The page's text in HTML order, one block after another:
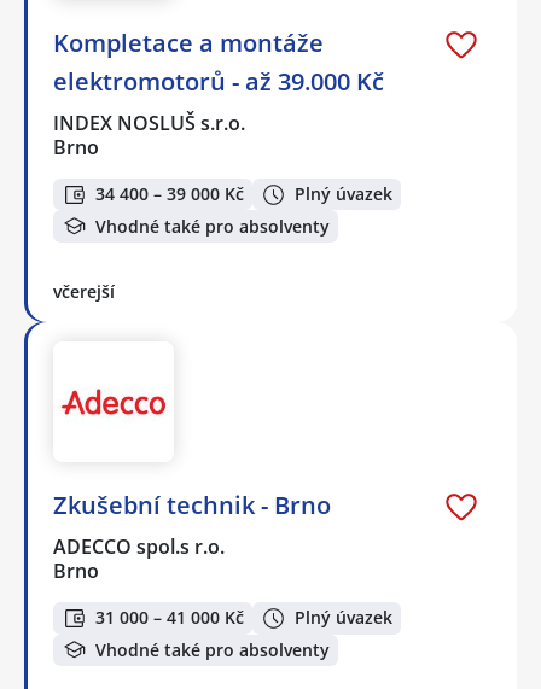
Kompletace a montáže
elektromotorů - až 39.000 Kč
INDEX NOSLUŠ s.r.o.
Brno
34 400 – 39 000 Kč
Plný úvazek
Vhodné také pro absolventy
včerejší
Zkušební technik - Brno
ADECCO spol.s r.o.
Brno
31 000 – 41 000 Kč
Plný úvazek
Vhodné také pro absolventy